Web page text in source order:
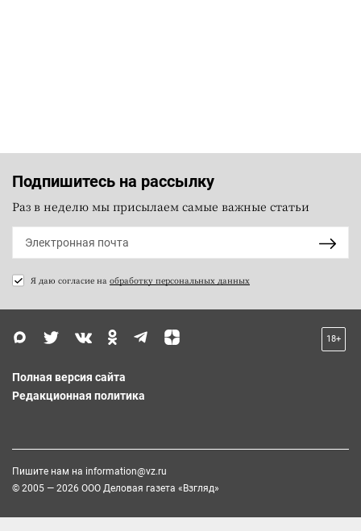
Подпишитесь на рассылку
Раз в неделю мы присылаем самые важные статьи
Я даю согласие на обработку персональных данных
18+
Полная версия сайта
Редакционная политика
Пишите нам на information@vz.ru
© 2005 — 2026 ООО Деловая газета «Взгляд»